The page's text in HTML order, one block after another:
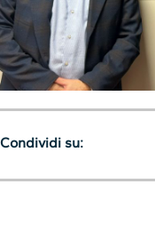
Condividi su: